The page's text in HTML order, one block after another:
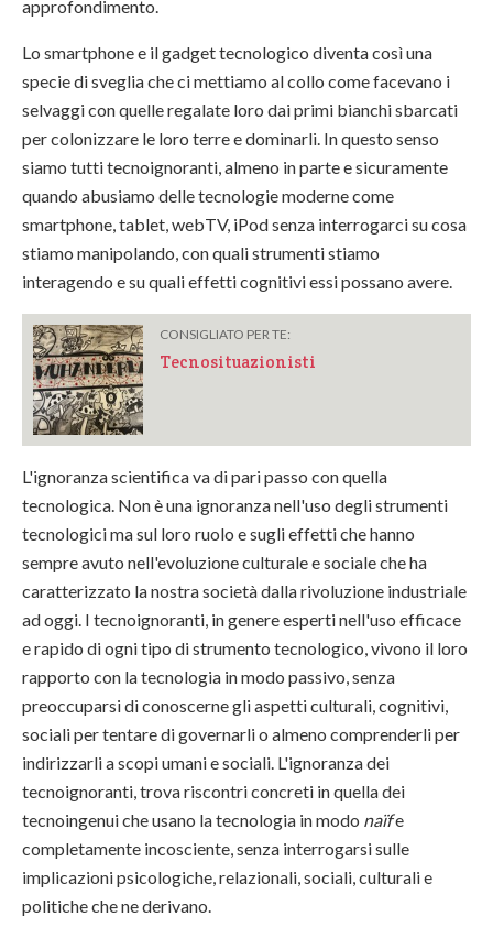
approfondimento.
Lo smartphone e il gadget tecnologico diventa così una
specie di sveglia che ci mettiamo al collo come facevano i
selvaggi con quelle regalate loro dai primi bianchi sbarcati
per colonizzare le loro terre e dominarli. In questo senso
siamo tutti tecnoignoranti, almeno in parte e sicuramente
quando abusiamo delle tecnologie moderne come
smartphone, tablet, webTV, iPod senza interrogarci su cosa
stiamo manipolando, con quali strumenti stiamo
interagendo e su quali effetti cognitivi essi possano avere.
CONSIGLIATO PER TE:
Tecnosituazionisti
L'ignoranza scientifica va di pari passo con quella
tecnologica. Non è una ignoranza nell'uso degli strumenti
tecnologici ma sul loro ruolo e sugli effetti che hanno
sempre avuto nell'evoluzione culturale e sociale che ha
caratterizzato la nostra società dalla rivoluzione industriale
ad oggi. I tecnoignoranti, in genere esperti nell'uso efficace
e rapido di ogni tipo di strumento tecnologico, vivono il loro
rapporto con la tecnologia in modo passivo, senza
preoccuparsi di conoscerne gli aspetti culturali, cognitivi,
sociali per tentare di governarli o almeno comprenderli per
indirizzarli a scopi umani e sociali. L'ignoranza dei
tecnoignoranti, trova riscontri concreti in quella dei
tecnoingenui che usano la tecnologia in modo naïfe
completamente incosciente, senza interrogarsi sulle
implicazioni psicologiche, relazionali, sociali, culturali e
politiche che ne derivano.